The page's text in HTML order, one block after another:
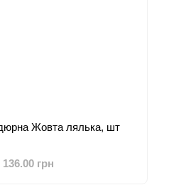
Жовта лялька, шт
136.00 грн